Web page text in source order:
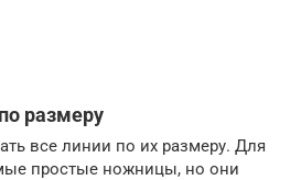
размеру
все линии по их размеру. Для
простые ножницы, но они